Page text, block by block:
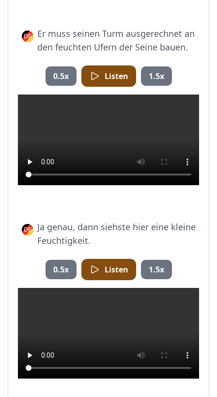
Er muss seinen Turm ausgerechnet an
den feuchten Ufern der Seine bauen.
0.5x Listen 1.5x
Ja genau, dann siehste hier eine kleine
Feuchtigkeit.
0.5x Listen 1.5x